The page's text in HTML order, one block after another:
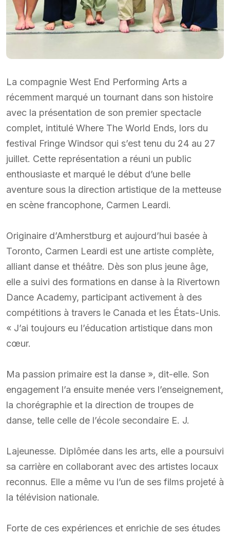
La compagnie West End Performing Arts a
récemment marqué un tournant dans son histoire
avec la présentation de son premier spectacle
complet, intitulé Where The World Ends, lors du
festival Fringe Windsor qui s’est tenu du 24 au 27
juillet. Cette représentation a réuni un public
enthousiaste et marqué le début d’une belle
aventure sous la direction artistique de la metteuse
en scène francophone, Carmen Leardi.
Originaire d’Amherstburg et aujourd’hui basée à
Toronto, Carmen Leardi est une artiste complète,
alliant danse et théâtre. Dès son plus jeune âge,
elle a suivi des formations en danse à la Rivertown
Dance Academy, participant activement à des
compétitions à travers le Canada et les États-Unis.
« J’ai toujours eu l’éducation artistique dans mon
cœur.
Ma passion primaire est la danse », dit-elle. Son
engagement l’a ensuite menée vers l’enseignement,
la chorégraphie et la direction de troupes de
danse, telle celle de l’école secondaire E. J.
Lajeunesse. Diplômée dans les arts, elle a poursuivi
sa carrière en collaborant avec des artistes locaux
reconnus. Elle a même vu l’un de ses films projeté à
la télévision nationale.
Forte de ces expériences et enrichie de ses études